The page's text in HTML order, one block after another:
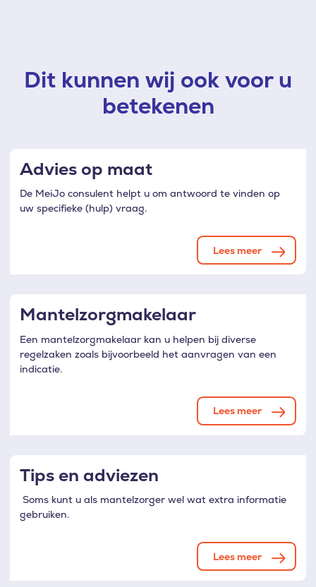
Dit kunnen wij ook voor u
betekenen
Advies op maat
De MeiJo consulent helpt u om antwoord te vinden op
uw specifieke (hulp) vraag.
Lees meer
Mantelzorgmakelaar
Een mantelzorgmakelaar kan u helpen bij diverse
regelzaken zoals bijvoorbeeld het aanvragen van een
indicatie.
Lees meer
Tips en adviezen
Soms kunt u als mantelzorger wel wat extra informatie
gebruiken.
Lees meer